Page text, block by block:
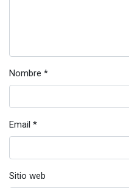
Nombre *
Email *
Sitio web